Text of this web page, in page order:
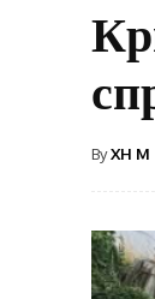
ByXH M